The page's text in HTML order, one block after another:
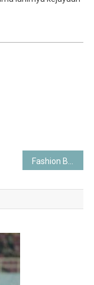
Fashion Berkelanjutan di Indonesia: Gerakan Baru yang Mengubah Industri Mode 2025